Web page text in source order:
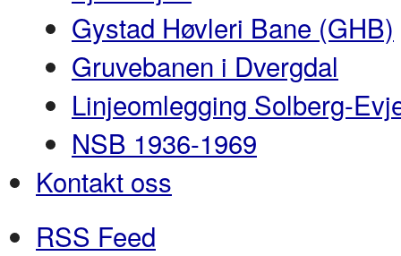
Gystad Høvleri Bane (GHB)
Gruvebanen i Dvergdal
Linjeomlegging Solberg-
NSB 1936-1969
Kontakt oss
RSS Feed